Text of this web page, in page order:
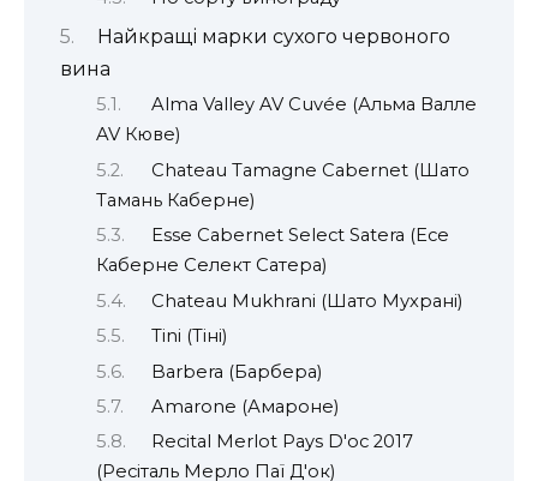
Найкращі марки сухого червоного
вина
Alma Valley AV Cuvée (Альма Валле
AV Кюве)
Chateau Tamagne Cabernet (Шато
Тамань Каберне)
Esse Cabernet Select Satera (Есе
Каберне Селект Сатера)
Chateau Mukhrani (Шато Мухрані)
Tini (Тіні)
Barbera (Барбера)
Amarone (Амароне)
Recital Merlot Pays D'oc 2017
(Ресіталь Мерло Паї Д'ок)